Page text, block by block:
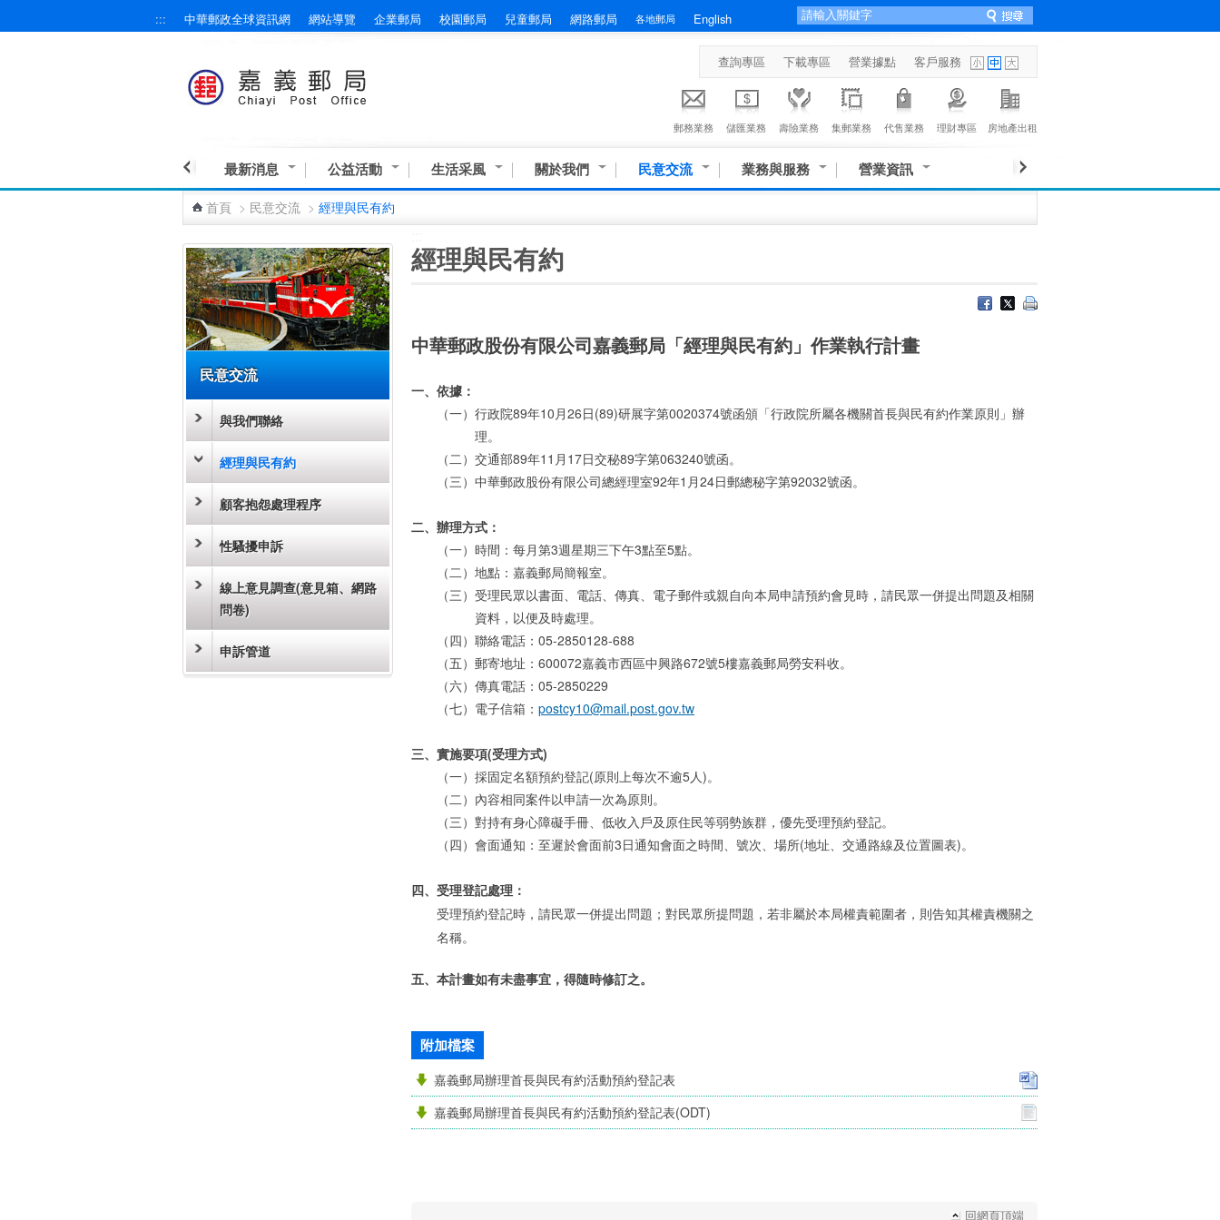
::: 中華郵政全球資訊網 網站導覽 企業郵局 校園郵局 兒童郵局 網路郵局 各地郵局 English
查詢專區 下載專區 營業據點 客戶服務
郵務業務 儲匯業務 壽險業務 集郵業務 代售業務 理財專區 房地產出租
最新消息 公益活動 生活采風 關於我們 民意交流 業務與服務 營業資訊
首頁 > 民意交流 > 經理與民有約
民意交流
與我們聯絡
經理與民有約
顧客抱怨處理程序
性騷擾申訴
線上意見調查(意見箱、網路
問卷)
申訴管道
經理與民有約
中華郵政股份有限公司嘉義郵局「經理與民有約」作業執行計畫
一、 依據：
（一） 行政院89年10月26日(89)研展字第0020374號函頒「行政院所屬各機關首長與民有約作業原則」辦
理。
（二） 交通部89年11月17日交秘89字第063240號函。
（三） 中華郵政股份有限公司總經理室92年1月24日郵總秘字第92032號函。
二、 辦理方式：
（一） 時間：每月第3週星期三下午3點至5點。
（二） 地點：嘉義郵局簡報室。
（三） 受理民眾以書面、電話、傳真、電子郵件或親自向本局申請預約會見時，請民眾一併提出問題及相關
資料，以便及時處理。
（四） 聯絡電話：05-2850128-688
（五） 郵寄地址：600072嘉義市西區中興路672號5樓嘉義郵局勞安科收。
（六） 傳真電話：05-2850229
（七） 電子信箱： postcy10@mail.post.gov.tw
三、 實施要項(受理方式)
（一） 採固定名額預約登記(原則上每次不逾5人)。
（二） 內容相同案件以申請一次為原則。
（三） 對持有身心障礙手冊、低收入戶及原住民等弱勢族群，優先受理預約登記。
（四） 會面通知：至遲於會面前3日通知會面之時間、號次、場所(地址、交通路線及位置圖表)。
四、 受理登記處理：
受理預約登記時，請民眾一併提出問題；對民眾所提問題，若非屬於本局權責範圍者，則告知其權責機關之
名稱。
五、 本計畫如有未盡事宜，得隨時修訂之。
附加檔案
嘉義郵局辦理首長與民有約活動預約登記表
嘉義郵局辦理首長與民有約活動預約登記表(ODT)
回網頁頂端